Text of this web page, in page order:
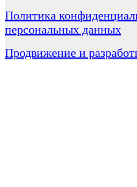
Политика
персональных данных
Продвижение и